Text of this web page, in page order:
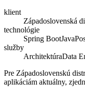
klient
Západoslovenská
technológie
Spring BootJava
služby
ArchitektúraData
Pre Západoslovenskú
aplikáciám aktuálny,